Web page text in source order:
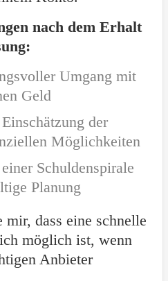
nach dem Erhalt
Umgang mit
Geld
der
Möglichkeiten
Schuldenspirale
Planung
dass eine schnelle
möglich ist, wenn
Anbieter